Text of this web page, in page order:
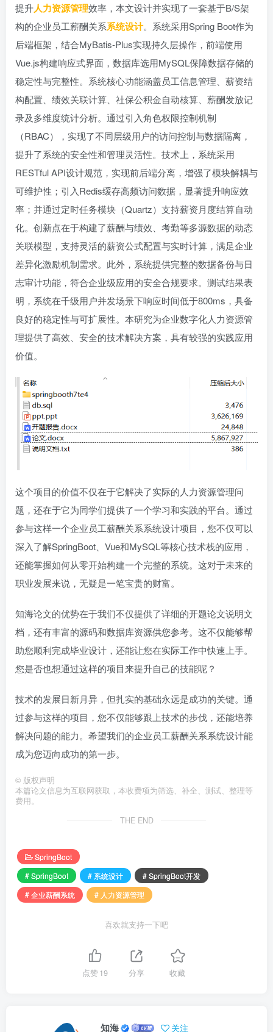
提升人力资源管理效率，本文设计并实现了一套基于B/S架
构的企业员工薪酬关系系统设计。系统采用Spring Boot作为
后端框架，结合MyBatis-Plus实现持久层操作，前端使用
Vue.js构建响应式界面，数据库选用MySQL保障数据存储的
稳定性与完整性。系统核心功能涵盖员工信息管理、薪资结
构配置、绩效关联计算、社保公积金自动核算、薪酬发放记
录及多维度统计分析。通过引入角色权限控制机制
（RBAC），实现了不同层级用户的访问控制与数据隔离，
提升了系统的安全性和管理灵活性。技术上，系统采用
RESTful API设计规范，实现前后端分离，增强了模块解耦与
可维护性；引入Redis缓存高频访问数据，显著提升响应效
率；并通过定时任务模块（Quartz）支持薪资月度结算自动
化。创新点在于构建了薪酬与绩效、考勤等多源数据的动态
关联模型，支持灵活的薪资公式配置与实时计算，满足企业
差异化激励机制需求。此外，系统提供完整的数据备份与日
志审计功能，符合企业级应用的安全合规要求。测试结果表
明，系统在千级用户并发场景下响应时间低于800ms，具备
良好的稳定性与可扩展性。本研究为企业数字化人力资源管
理提供了高效、安全的技术解决方案，具有较强的实践应用
价值。
这个项目的价值不仅在于它解决了实际的人力资源管理问
题，还在于它为同学们提供了一个学习和实践的平台。通过
参与这样一个企业员工薪酬关系系统设计项目，您不仅可以
深入了解SpringBoot、Vue和MySQL等核心技术栈的应用，
还能掌握如何从零开始构建一个完整的系统。这对于未来的
职业发展来说，无疑是一笔宝贵的财富。
知海论文的优势在于我们不仅提供了详细的开题论文说明文
档，还有丰富的源码和数据库资源供您参考。这不仅能够帮
助您顺利完成毕业设计，还能让您在实际工作中快速上手。
您是否也想通过这样的项目来提升自己的技能呢？
技术的发展日新月异，但扎实的基础永远是成功的关键。通
过参与这样的项目，您不仅能够跟上技术的步伐，还能培养
解决问题的能力。希望我们的企业员工薪酬关系系统设计能
成为您迈向成功的第一步。
© 版权声明
本篇论文信息为互联网获取，本收费项为筛选、补全、测试、整理等
费用。
THE END
SpringBoot
# SpringBoot
# 系统设计
# SpringBoot开发
# 企业薪酬系统
# 人力资源管理
喜欢就支持一下吧
点赞19 分享 收藏
知海 关注